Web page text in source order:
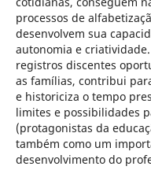
processos de
desenvolvem sua
autonomia e
registros discentes
as famílias, contribui
e historiciza o tempo
limites e possibilidades
(protagonistas da
também como um
desenvolvimento do